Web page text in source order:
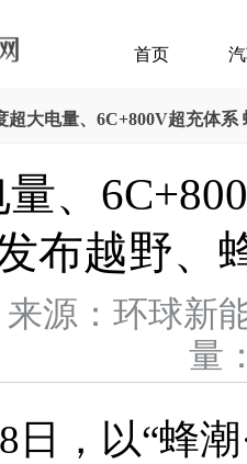
首页
超大电量、6C+800V超充体
、
布越野、
源：环球
量
日，以“蜂